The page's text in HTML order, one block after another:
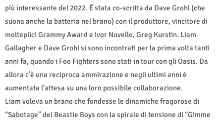
più interessante del 2022. È stata co-scritta da Dave Grohl (che
suona anche la batteria nel brano) con il produttore, vincitore di
molteplici Grammy Award e Ivor Novello, Greg Kurstin. Liam
Gallagher e Dave Grohl si sono incontrati per la prima volta tanti
anni fa, quando i Foo Fighters sono stati in tour con gli Oasis. Da
allora c’è una reciproca ammirazione e negli ultimi anni è
aumentata l’attesa su una loro possibile collaborazione.
Liam voleva un brano che fondesse le dinamiche fragorose di
“Sabotage” dei Beastie Boys con la spirale di tensione di “Gimme